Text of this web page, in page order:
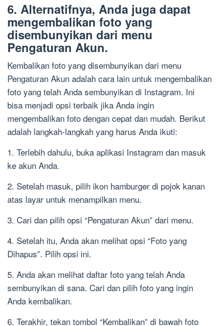
6. Alternatifnya, Anda juga dapat
mengembalikan foto yang
disembunyikan dari menu
Pengaturan Akun.
Kembalikan foto yang disembunyikan dari menu
Pengaturan Akun adalah cara lain untuk mengembalikan
foto yang telah Anda sembunyikan di Instagram. Ini
bisa menjadi opsi terbaik jika Anda ingin
mengembalikan foto dengan cepat dan mudah. Berikut
adalah langkah-langkah yang harus Anda ikuti:
1. Terlebih dahulu, buka aplikasi Instagram dan masuk
ke akun Anda.
2. Setelah masuk, pilih ikon hamburger di pojok kanan
atas layar untuk menampilkan menu.
3. Cari dan pilih opsi “Pengaturan Akun” dari menu.
4. Setelah itu, Anda akan melihat opsi “Foto yang
Dihapus”. Pilih opsi ini.
5. Anda akan melihat daftar foto yang telah Anda
sembunyikan di sana. Cari dan pilih foto yang ingin
Anda kembalikan.
6. Terakhir, tekan tombol “Kembalikan” di bawah foto